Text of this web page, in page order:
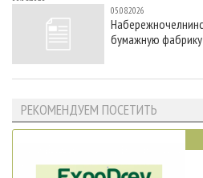
05.08.2026
бумажную
РЕКОМЕНДУЕМ ПОСЕТИТЬ